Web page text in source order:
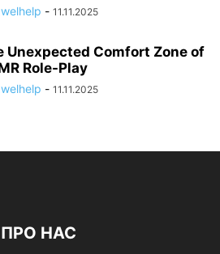
- 11.11.2025
Unexpected Comfort Zone of
Role-Play
- 11.11.2025
ПРО НАС